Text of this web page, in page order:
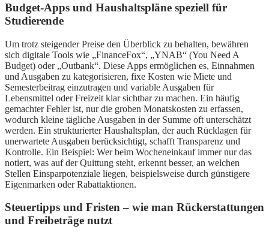
Budget-Apps und Haushaltspläne speziell für
Studierende
Um trotz steigender Preise den Überblick zu behalten, bewähren
sich digitale Tools wie „FinanceFox“, „YNAB“ (You Need A
Budget) oder „Outbank“. Diese Apps ermöglichen es, Einnahmen
und Ausgaben zu kategorisieren, fixe Kosten wie Miete und
Semesterbeitrag einzutragen und variable Ausgaben für
Lebensmittel oder Freizeit klar sichtbar zu machen. Ein häufig
gemachter Fehler ist, nur die groben Monatskosten zu erfassen,
wodurch kleine tägliche Ausgaben in der Summe oft unterschätzt
werden. Ein strukturierter Haushaltsplan, der auch Rücklagen für
unerwartete Ausgaben berücksichtigt, schafft Transparenz und
Kontrolle. Ein Beispiel: Wer beim Wocheneinkauf immer nur das
notiert, was auf der Quittung steht, erkennt besser, an welchen
Stellen Einsparpotenziale liegen, beispielsweise durch günstigere
Eigenmarken oder Rabattaktionen.
Steuertipps und Fristen – wie man Rückerstattungen
und Freibeträge nutzt